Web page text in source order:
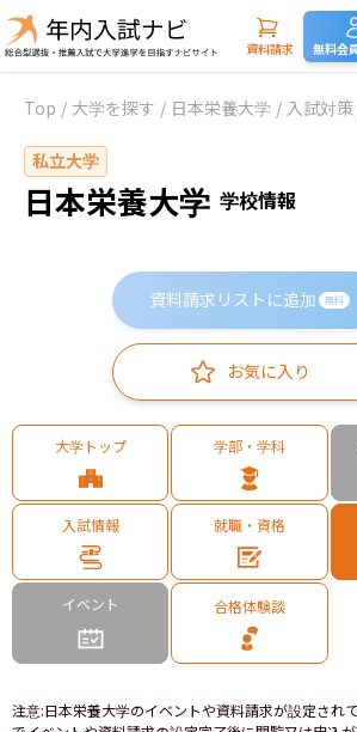
資料請求 無料会
Top / 大学を探す / 日本栄養大学 / 入試対策
私立大学
日本栄養大学 学校情報
資料請求リストに追加 無料
お気に入り
大学トップ 学部・学科
入試情報 就職・資格
イベント 合格体験談
注意:日本栄養大学のイベントや資料請求が設定され